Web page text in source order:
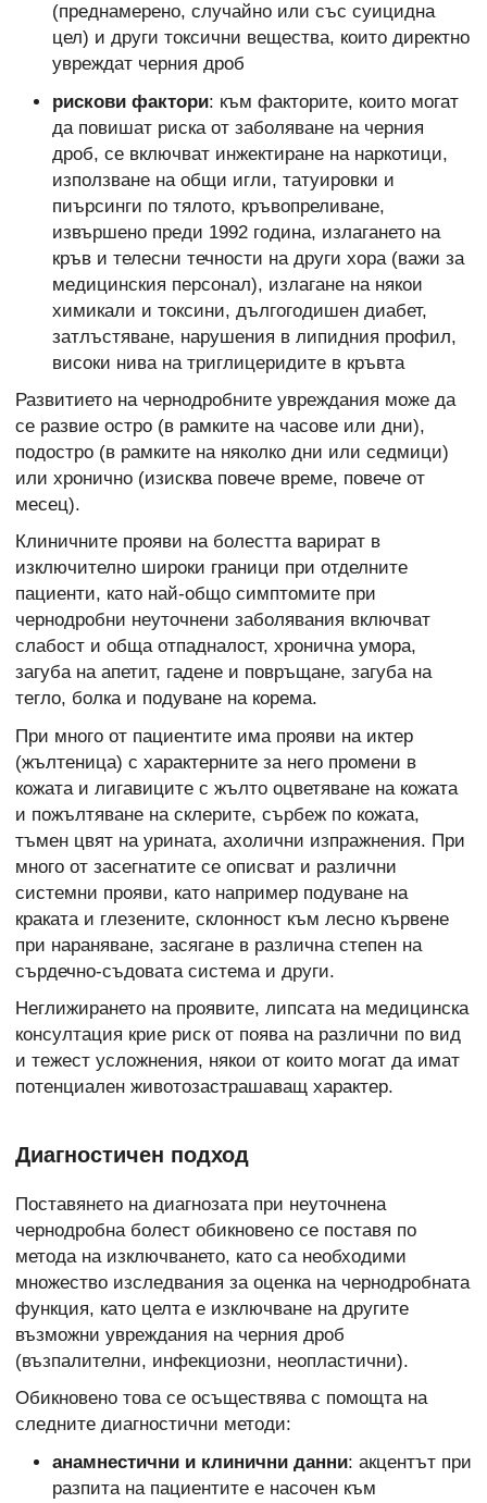
(преднамерено, случайно или със суицидна
цел) и други токсични вещества, които директно
увреждат черния дроб
рискови фактори: към факторите, които могат
да повишат риска от заболяване на черния
дроб, се включват инжектиране на наркотици,
използване на общи игли, татуировки и
пиърсинги по тялото, кръвопреливане,
извършено преди 1992 година, излагането на
кръв и телесни течности на други хора (важи за
медицинския персонал), излагане на някои
химикали и токсини, дългогодишен диабет,
затлъстяване, нарушения в липидния профил,
високи нива на триглицеридите в кръвта
Развитието на чернодробните увреждания може да
се развие остро (в рамките на часове или дни),
подостро (в рамките на няколко дни или седмици)
или хронично (изисква повече време, повече от
месец).
Клиничните прояви на болестта варират в
изключително широки граници при отделните
пациенти, като най-общо симптомите при
чернодробни неуточнени заболявания включват
слабост и обща отпадналост, хронична умора,
загуба на апетит, гадене и повръщане, загуба на
тегло, болка и подуване на корема.
При много от пациентите има прояви на иктер
(жълтеница) с характерните за него промени в
кожата и лигавиците с жълто оцветяване на кожата
и пожълтяване на склерите, сърбеж по кожата,
тъмен цвят на урината, ахолични изпражнения. При
много от засегнатите се описват и различни
системни прояви, като например подуване на
краката и глезените, склонност към лесно кървене
при нараняване, засягане в различна степен на
сърдечно-съдовата система и други.
Неглижирането на проявите, липсата на медицинска
консултация крие риск от поява на различни по вид
и тежест усложнения, някои от които могат да имат
потенциален животозастрашаващ характер.
Диагностичен подход
Поставянето на диагнозата при неуточнена
чернодробна болест обикновено се поставя по
метода на изключването, като са необходими
множество изследвания за оценка на чернодробната
функция, като целта е изключване на другите
възможни увреждания на черния дроб
(възпалителни, инфекциозни, неопластични).
Обикновено това се осъществява с помощта на
следните диагностични методи:
анамнестични и клинични данни: акцентът при
разпита на пациентите е насочен към